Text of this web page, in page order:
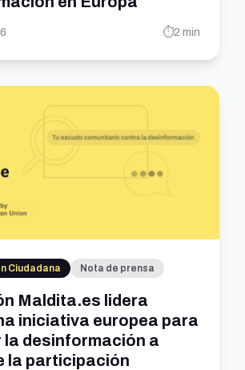
⏱️2 min
Ciudadana Nota de prensa
Maldita.es lidera
iniciativa europea para
la desinformación a
la participación